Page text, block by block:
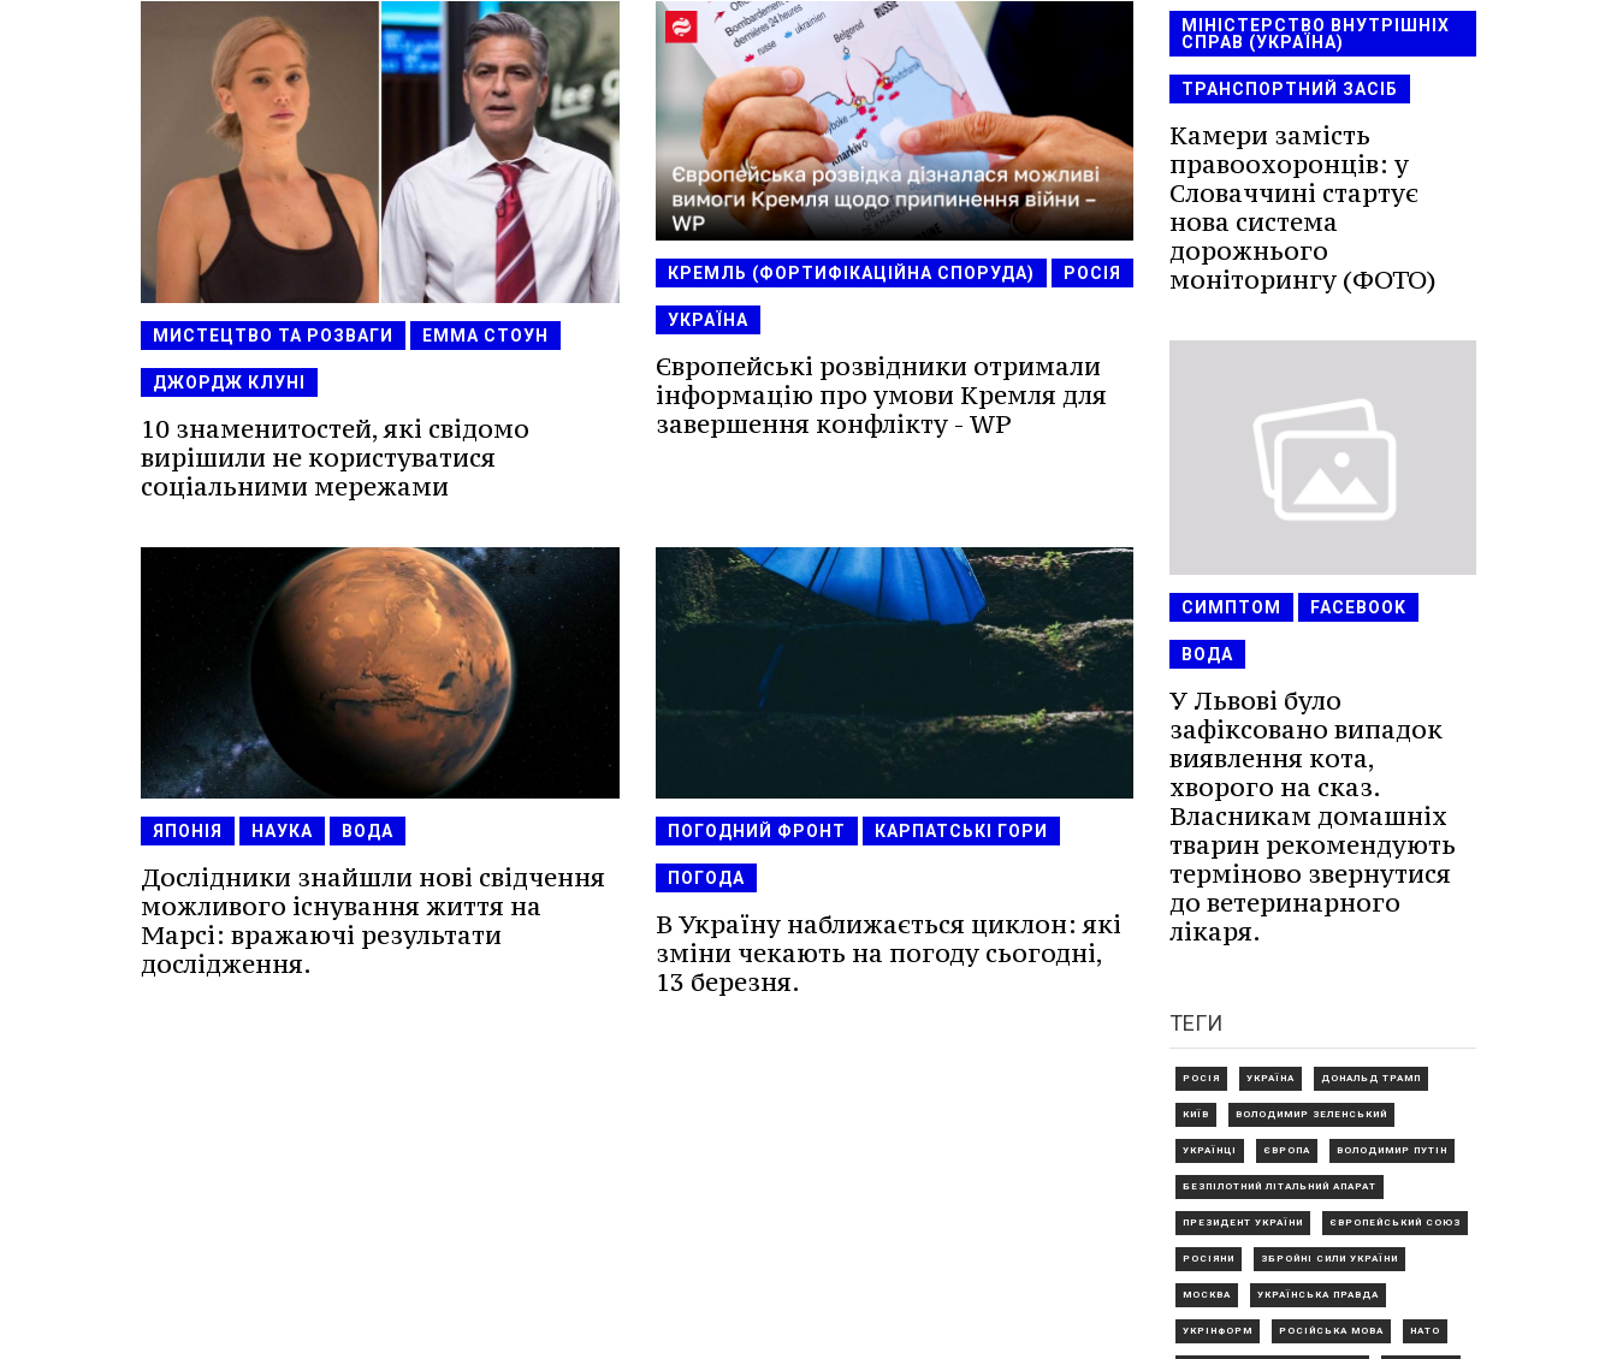
МИСТЕЦТВО ТА РОЗВАГИ ЕММА СТОУН
ДЖОРДЖ КЛУНІ
10 знаменитостей, які свідомо
вирішили не користуватися
соціальними мережами
КРЕМЛЬ (ФОРТИФІКАЦІЙНА СПОРУДА) РОСІЯ
УКРАЇНА
Європейські розвідники отримали
інформацію про умови Кремля для
завершення конфлікту - WP
ЯПОНІЯ НАУКА ВОДА
Дослідники знайшли нові свідчення
можливого існування життя на
Марсі: вражаючі результати
дослідження.
ПОГОДНИЙ ФРОНТ КАРПАТСЬКІ ГОРИ
ПОГОДА
В Україну наближається циклон: які
зміни чекають на погоду сьогодні,
13 березня.
МІНІСТЕРСТВО ВНУТРІШНІХ
СПРАВ (УКРАЇНА)
ТРАНСПОРТНИЙ ЗАСІБ
Камери замість
правоохоронців: у
Словаччині стартує
нова система
дорожнього
моніторингу (ФОТО)
СИМПТОМ FACEBOOK
ВОДА
У Львові було
зафіксовано випадок
виявлення кота,
хворого на сказ.
Власникам домашніх
тварин рекомендують
терміново звернутися
до ветеринарного
лікаря.
ТЕГИ
РОСІЯ УКРАЇНА ДОНАЛЬД ТРАМП
КИЇВ ВОЛОДИМИР ЗЕЛЕНСЬКИЙ
УКРАЇНЦІ ЄВРОПА ВОЛОДИМИР ПУТІН
БЕЗПІЛОТНИЙ ЛІТАЛЬНИЙ АПАРАТ
ПРЕЗИДЕНТ УКРАЇНИ ЄВРОПЕЙСЬКИЙ СОЮЗ
РОСІЯНИ ЗБРОЙНІ СИЛИ УКРАЇНИ
МОСКВА УКРАЇНСЬКА ПРАВДА
УКРІНФОРМ РОСІЙСЬКА МОВА НАТО